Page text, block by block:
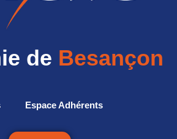
de Besançon
Espace Adhérents